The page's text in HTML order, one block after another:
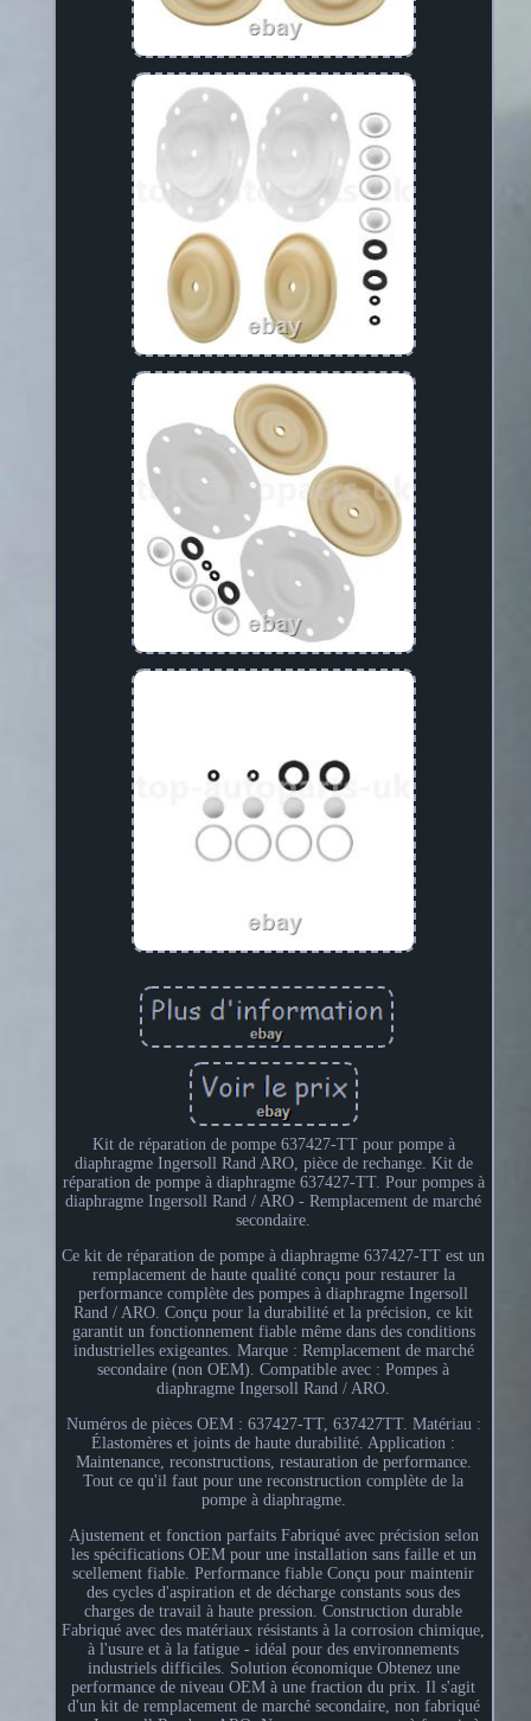
Kit de réparation de pompe 637427-TT pour pompe à
diaphragme Ingersoll Rand ARO, pièce de rechange. Kit de
réparation de pompe à diaphragme 637427-TT. Pour pompes à
diaphragme Ingersoll Rand / ARO - Remplacement de marché
secondaire.
Ce kit de réparation de pompe à diaphragme 637427-TT est un
remplacement de haute qualité conçu pour restaurer la
performance complète des pompes à diaphragme Ingersoll
Rand / ARO. Conçu pour la durabilité et la précision, ce kit
garantit un fonctionnement fiable même dans des conditions
industrielles exigeantes. Marque : Remplacement de marché
secondaire (non OEM). Compatible avec : Pompes à
diaphragme Ingersoll Rand / ARO.
Numéros de pièces OEM : 637427-TT, 637427TT. Matériau :
Élastomères et joints de haute durabilité. Application :
Maintenance, reconstructions, restauration de performance.
Tout ce qu'il faut pour une reconstruction complète de la
pompe à diaphragme.
Ajustement et fonction parfaits Fabriqué avec précision selon
les spécifications OEM pour une installation sans faille et un
scellement fiable. Performance fiable Conçu pour maintenir
des cycles d'aspiration et de décharge constants sous des
charges de travail à haute pression. Construction durable
Fabriqué avec des matériaux résistants à la corrosion chimique,
à l'usure et à la fatigue - idéal pour des environnements
industriels difficiles. Solution économique Obtenez une
performance de niveau OEM à une fraction du prix. Il s'agit
d'un kit de remplacement de marché secondaire, non fabriqué